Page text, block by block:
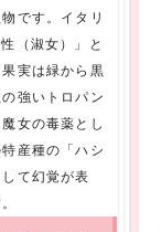
です。イタリ
（淑女）」と
実は緑から黒
強いトロパン
女の毒薬とし
産種の「ハシ
て幻覚が表